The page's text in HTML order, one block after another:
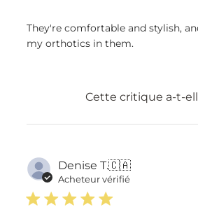
They're comfortable and stylish,
my orthotics in them.
Cette critique a-t-
Denise T.🇨🇦
Acheteur vérifié